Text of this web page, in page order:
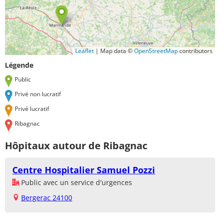
Leaflet | Map data ©OpenStreetMapcontributors
Légende
Public
Privé non lucratif
Privé lucratif
Ribagnac
Hôpitaux autour de Ribagnac
Centre Hospitalier Samuel Pozzi
Public avec un service d'urgences
Bergerac 24100